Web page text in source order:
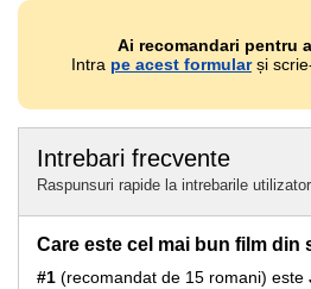
Ai recomandari pentru
Intra pe acest formularși
Intrebari frecvente
Raspunsuri rapide la intrebarile
Care este cel mai bun film din
#1 (recomandat de 15 romani) este